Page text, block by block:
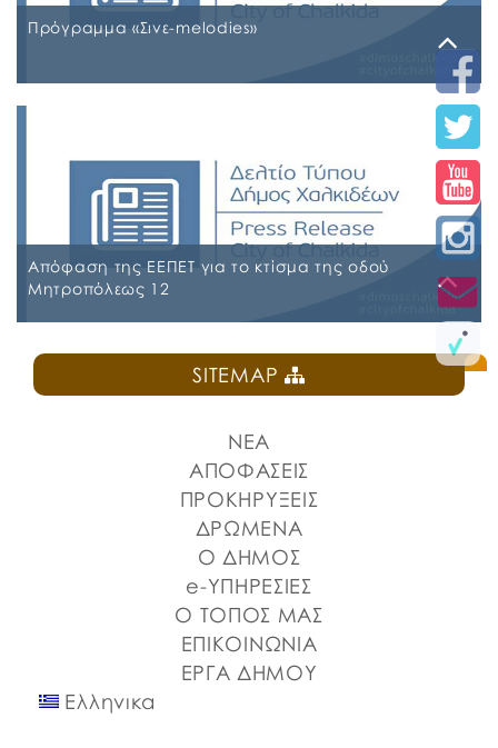
ΣΥΜΜΕΤΕΧΟΝΤΩΝ 6ΖΛΚΩΗΑ-ΠΩΗ
Πρόγραμμα «Σινε-melodies»
Απόφαση της ΕΕΠΕΤ για το κτίσμα της οδού
Μητροπόλεως 12
SITEMAP
ΝΕΑ
ΑΠΟΦΑΣΕΙΣ
ΠΡΟΚΗΡΥΞΕΙΣ
ΔΡΩΜΕΝΑ
Ο ΔΗΜΟΣ
e-ΥΠΗΡΕΣΙΕΣ
Ο ΤΟΠΟΣ ΜΑΣ
ΕΠΙΚΟΙΝΩΝΙΑ
ΕΡΓΑ ΔΗΜΟΥ
Ελληνικα